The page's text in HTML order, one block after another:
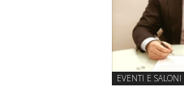
EVENTI E SALONI